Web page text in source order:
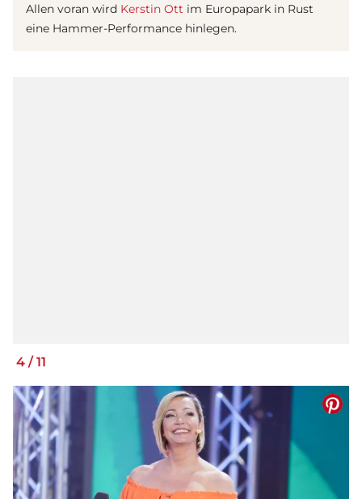
Allen voran wird Kerstin Ott im Europapark in Rust
eine Hammer-Performance hinlegen.
4 / 11